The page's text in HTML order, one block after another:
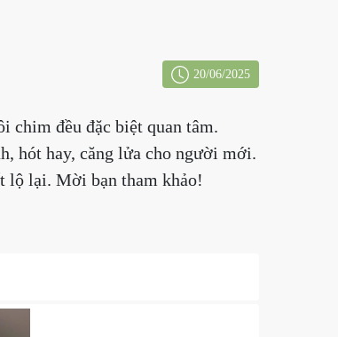
20/06/2025
chim đều đặc biệt quan tâm.
hót hay, căng lửa cho người mới.
lộ lại. Mời bạn tham khảo!